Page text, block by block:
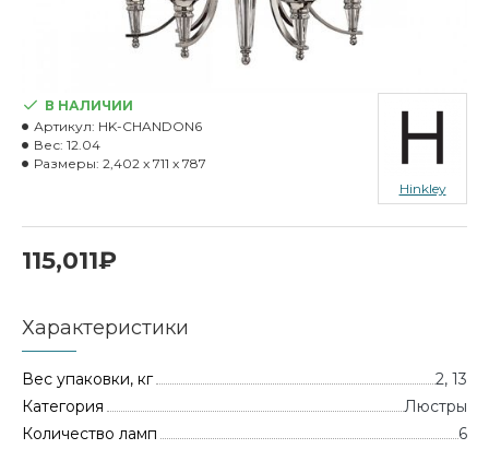
115,011₽
В НАЛИЧИИ
Артикул: HK-CHANDON6
Вес: 12.04
Размеры: 2,402 x 711 x 787
Hinkley
Характеристики
Вес упаковки, кг
2, 13
Категория
Люстры
Количество ламп
6